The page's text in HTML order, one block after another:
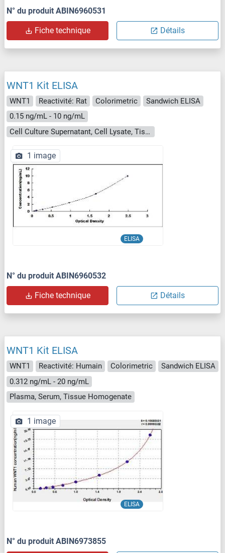
N° du produit ABIN6960531
Fiche technique Détails
WNT1 Kit ELISA
WNT1 Reactivité: Rat Colorimetric
Sandwich ELISA
0.15 ng/mL - 10 ng/mL
Cell Culture Supernatant, Cell Lysate, Tissue Homogenate
ELISA
1 image
N° du produit ABIN6960532
Fiche technique Détails
WNT1 Kit ELISA
WNT1 Reactivité: Humain Colorimetric
Sandwich ELISA
0.312 ng/mL - 20 ng/mL
Plasma, Serum, Tissue Homogenate
ELISA
1 image
N° du produit ABIN6973855